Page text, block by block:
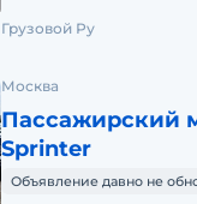
Грузовой Ру
Москва
Пассажирский
Sprinter
Объявление давно не